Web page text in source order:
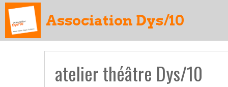
Association Dys/10
atelier théâtre Dys/10